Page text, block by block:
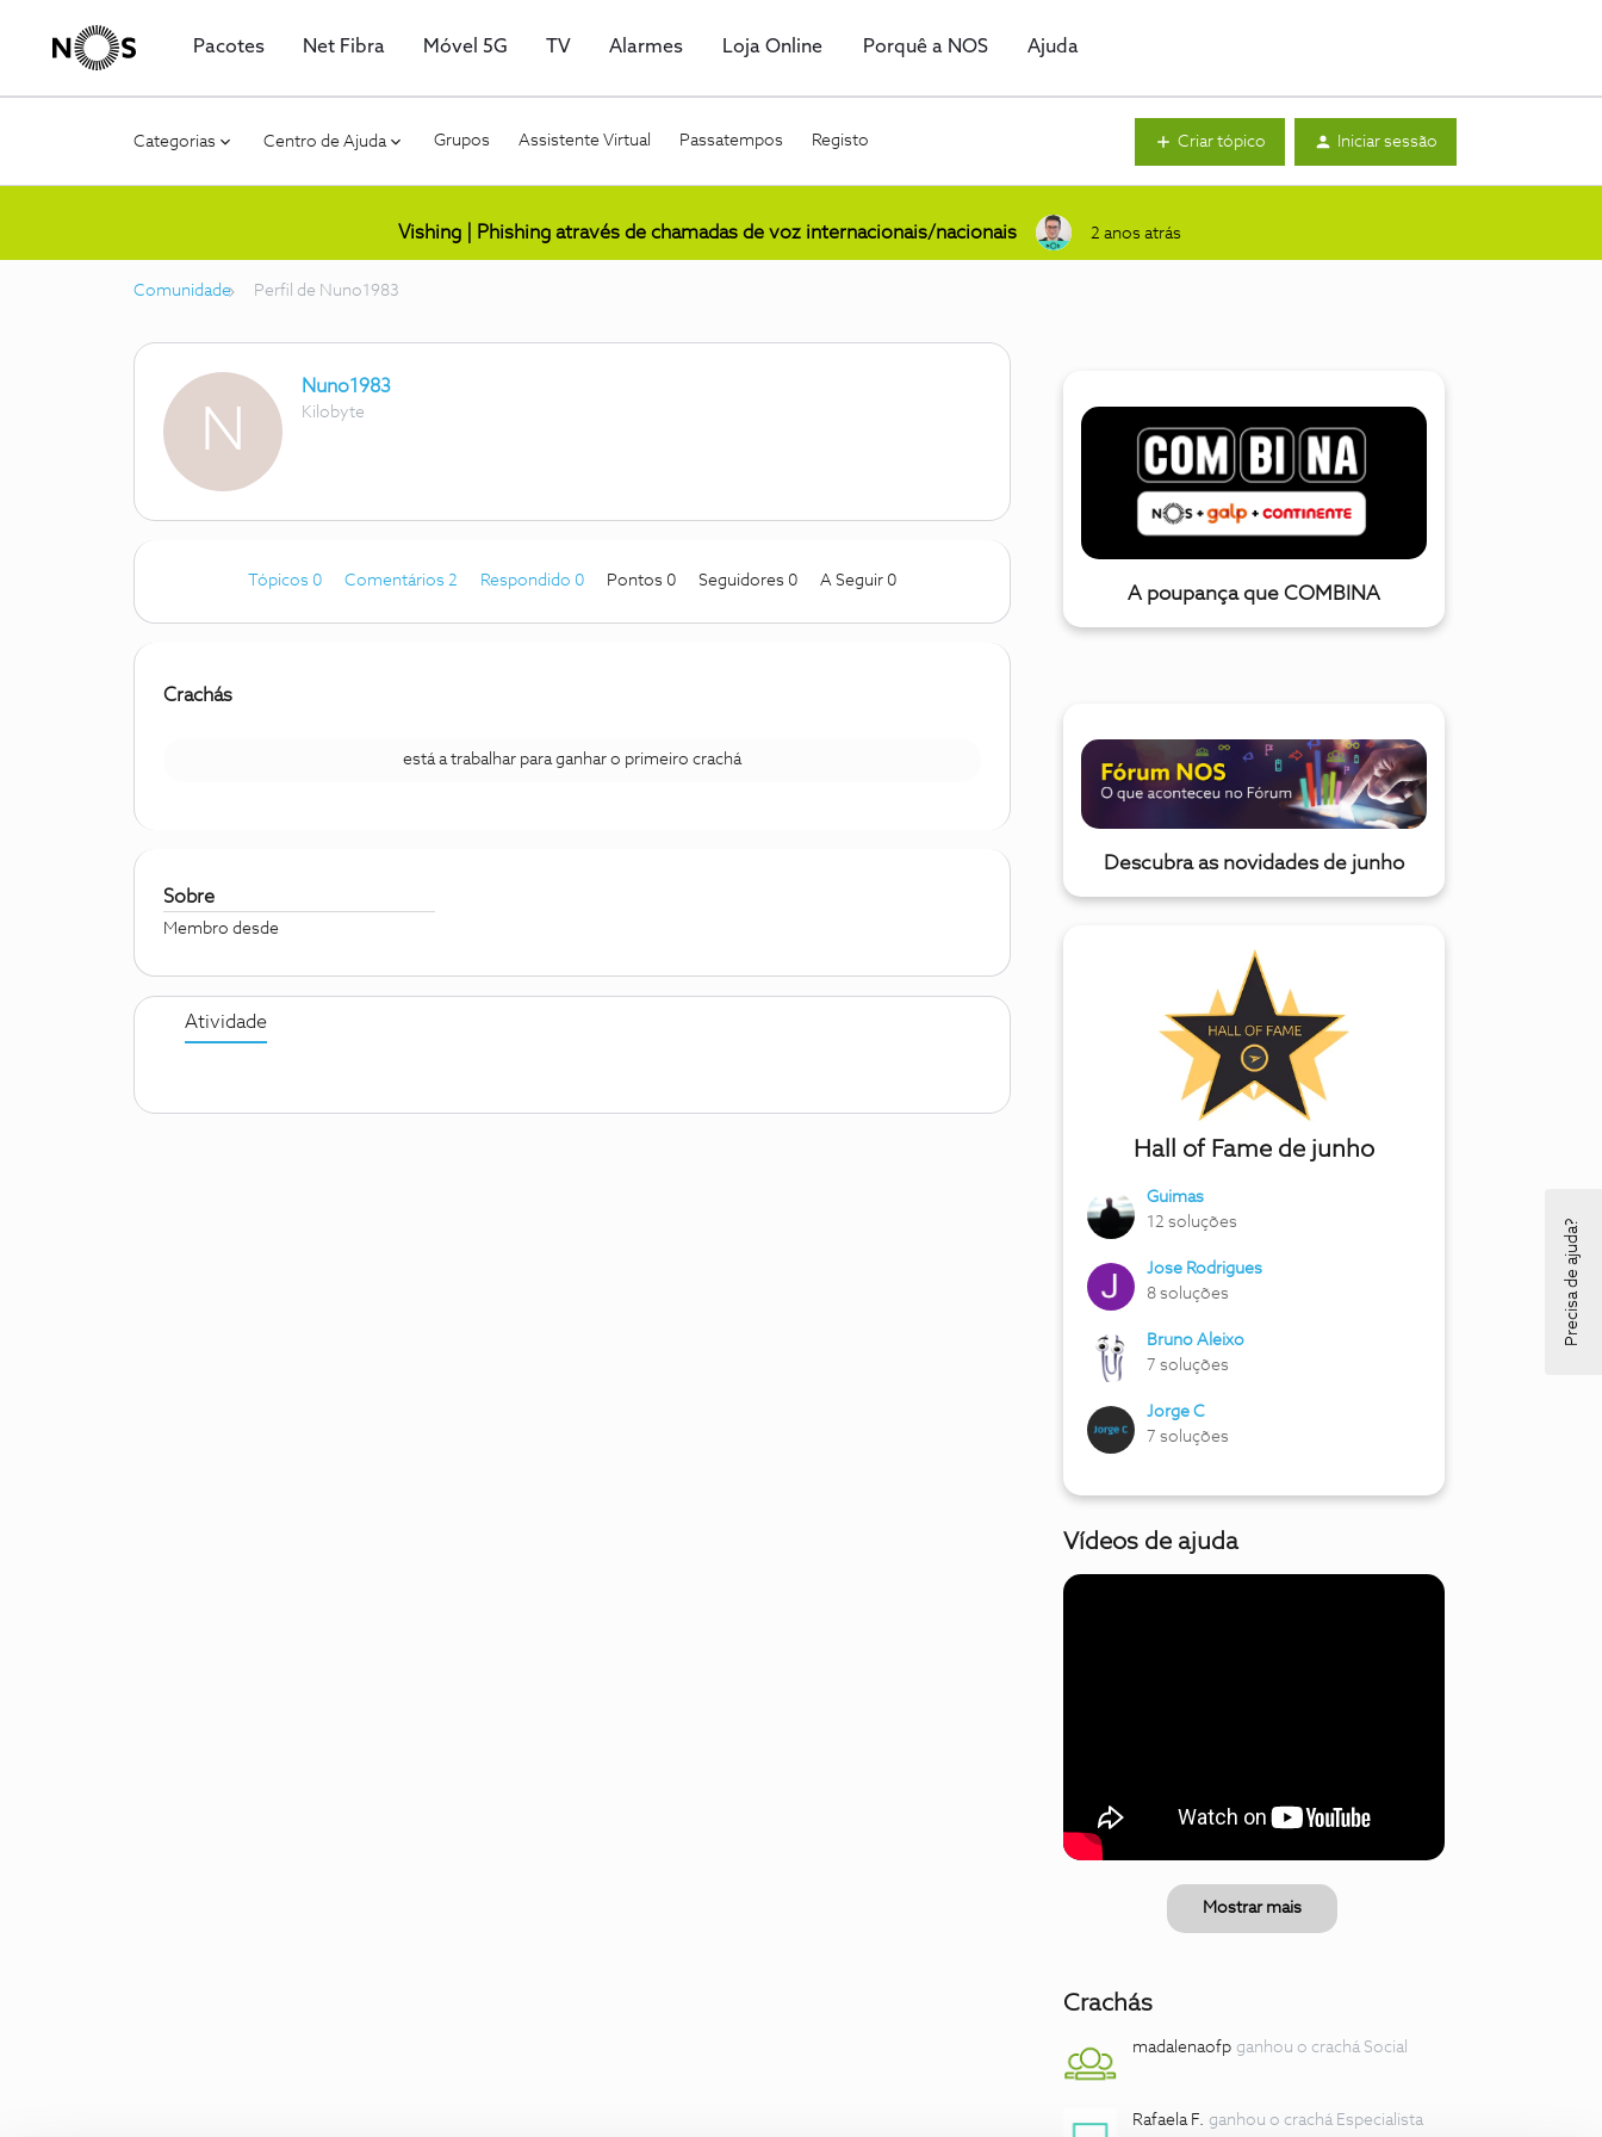
Pacotes Net Fibra Móvel 5G TV Alarmes Loja Online Porquê a NOS Ajuda
Categorias Centro de Ajuda Grupos Assistente Virtual Passatempos Registo Criar tópico Iniciar sessão
Vishing | Phishing através de chamadas de voz internacionais/nacionais 2 anos atrás
Comunidade Perfil de Nuno1983
N
Nuno1983
Kilobyte
Tópicos 0 Comentários 2 Respondido 0 Pontos 0 Seguidores 0 A Seguir 0
Crachás
está a trabalhar para ganhar o primeiro crachá
Sobre
Membro desde
Atividade
A poupança que COMBINA
Descubra as novidades de junho
Hall of Fame de junho
Guimas
12 soluções
Jose Rodrigues
8 soluções
Bruno Aleixo
7 soluções
Jorge C
7 soluções
Vídeos de ajuda
Mostrar mais
Crachás
madalenaofp ganhou o crachá Social
Rafaela F. ganhou o crachá Especialista
Precisa de ajuda?